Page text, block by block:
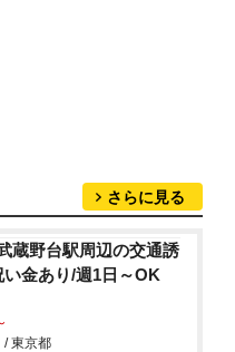
さらに見る
蔵野台駅周辺の交通誘
金あり/週1日～OK
/ 東京都